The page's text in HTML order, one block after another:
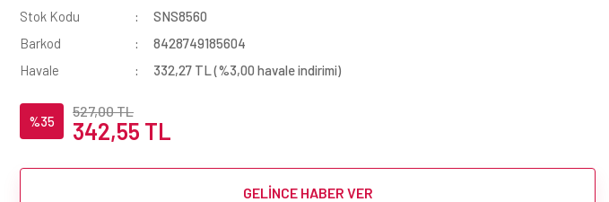
Stok Kodu
SNS8560
Barkod
8428749185604
Havale
332,27 TL (%3,00 havale indirimi)
%35
527,00 TL
342,55 TL
GELİNCE HABER VER